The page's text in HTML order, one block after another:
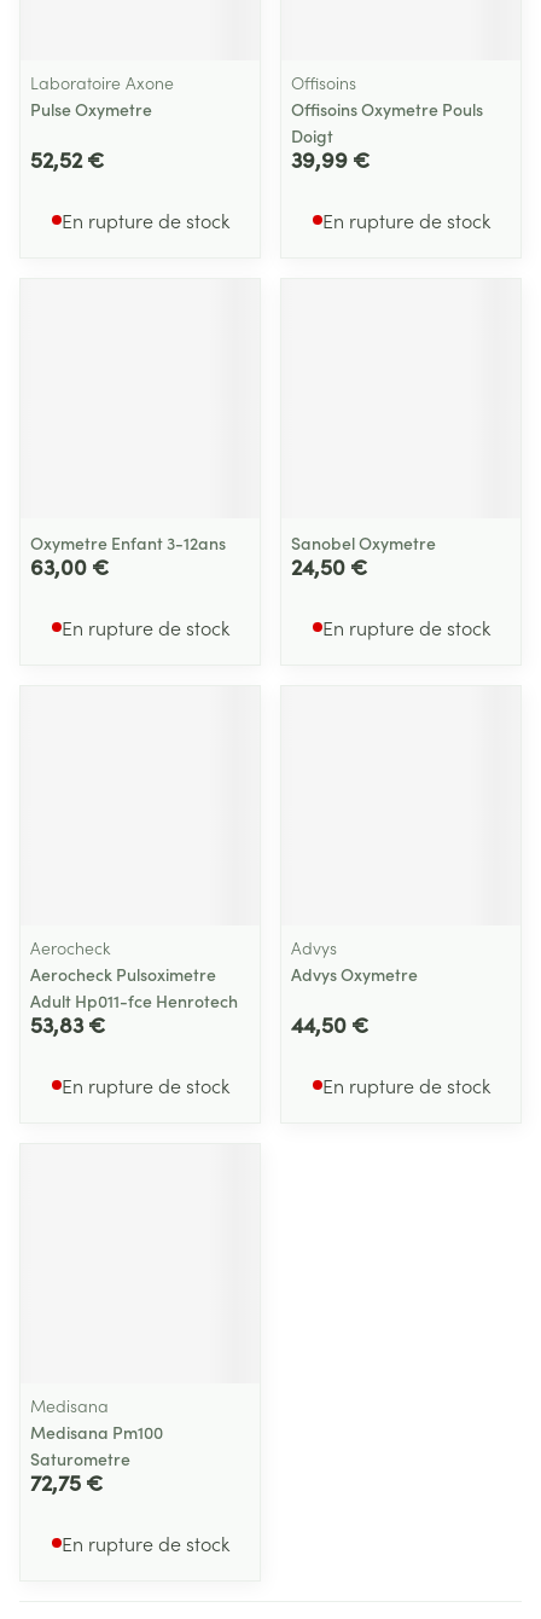
Laboratoire Axone
Pulse Oxymetre
52,52 €
En rupture de stock
Offisoins
Offisoins Oxymetre Pouls
Doigt
39,99 €
En rupture de stock
Oxymetre Enfant 3-12ans
63,00 €
En rupture de stock
Sanobel Oxymetre
24,50 €
En rupture de stock
Aerocheck
Aerocheck Pulsoximetre
Adult Hp011-fce Henrotech
53,83 €
En rupture de stock
Advys
Advys Oxymetre
44,50 €
En rupture de stock
Medisana
Medisana Pm100
Saturometre
72,75 €
En rupture de stock